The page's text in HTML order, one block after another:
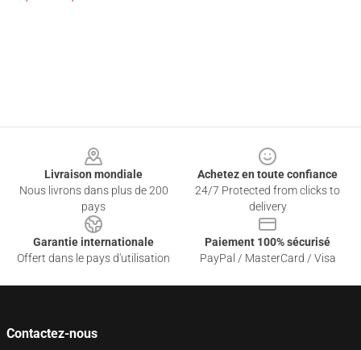
Livraison mondiale
Nous livrons dans plus de 200
pays
Achetez en toute confiance
24/7 Protected from clicks to
delivery
Garantie internationale
Offert dans le pays d'utilisation
Paiement 100% sécurisé
PayPal / MasterCard / Visa
Contactez-nous